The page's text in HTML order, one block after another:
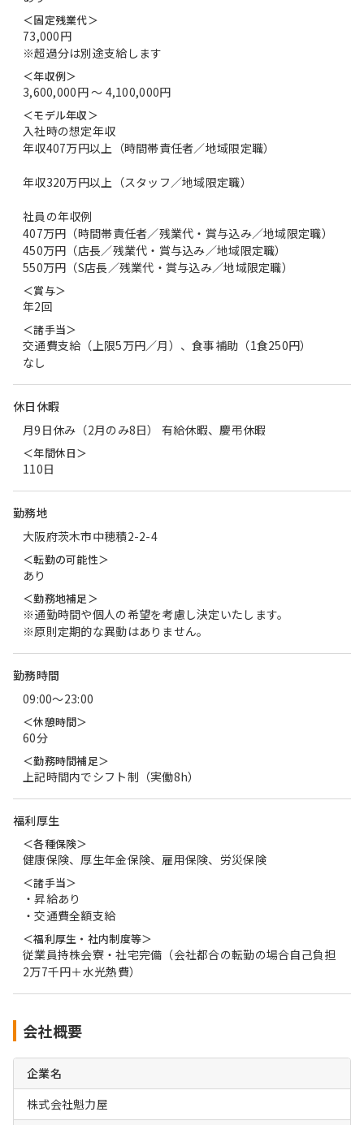
＜固定残業代＞
73,000円
※超過分は別途支給します
＜年収例＞
3,600,000円 〜 4,100,000円
＜モデル年収＞
入社時の想定年収
年収407万円以上（時間帯責任者／地域限定職）
年収320万円以上（スタッフ／地域限定職）
社員の年収例
407万円（時間帯責任者／残業代・賞与込み／地域限定職）
450万円（店長／残業代・賞与込み／地域限定職）
550万円（S店長／残業代・賞与込み／地域限定職）
＜賞与＞
年2回
＜諸手当＞
交通費支給（上限5万円／月）、食事補助（1食250円）
なし
休日休暇
月9日休み（2月のみ8日） 有給休暇、慶弔休暇
＜年間休日＞
110日
勤務地
大阪府茨木市中穂積2-2-4
＜転勤の可能性＞
あり
＜勤務地補足＞
※通勤時間や個人の希望を考慮し決定いたします。
※原則定期的な異動はありません。
勤務時間
09:00〜23:00
＜休憩時間＞
60分
＜勤務時間補足＞
上記時間内でシフト制（実働8h）
福利厚生
＜各種保険＞
健康保険、厚生年金保険、雇用保険、労災保険
＜諸手当＞
・昇給あり
・交通費全額支給
＜福利厚生・社内制度等＞
従業員持株会寮・社宅完備（会社都合の転勤の場合自己負担
2万7千円＋水光熱費）
会社概要
企業名
株式会社魁力屋